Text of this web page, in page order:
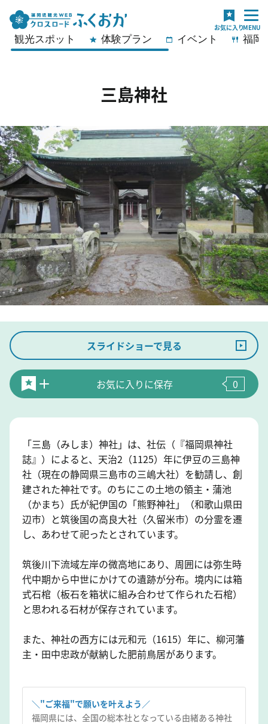
観光スポット 体験プラン イベント 福岡
三島神社
スライドショーで見る
お気に入りに保存 0
「三島（みしま）神社」は、社伝（『福岡県神社
誌』）によると、天治2（1125）年に伊豆の三島神
社（現在の静岡県三島市の三嶋大社）を勧請し、創
建された神社です。のちにこの土地の領主・蒲池
（かまち）氏が紀伊国の「熊野神社」（和歌山県田
辺市）と筑後国の高良大社（久留米市）の分霊を遷
し、あわせて祀ったとされています。
筑後川下流域左岸の微高地にあり、周囲には弥生時
代中期から中世にかけての遺跡が分布。境内には箱
式石棺（板石を箱状に組み合わせて作られた石棺）
と思われる石材が保存されています。
また、神社の西方には元和元（1615）年に、柳河藩
主・田中忠政が献納した肥前鳥居があります。
＼"ご来福"で願いを叶えよう／
福岡県には、全国の総本社となっている由緒ある神社